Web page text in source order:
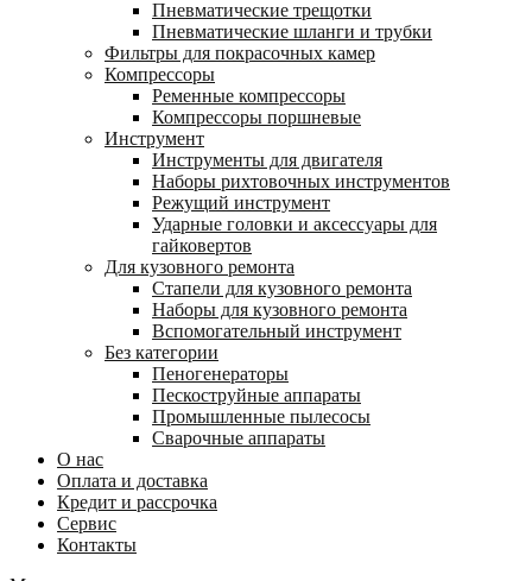
Пневматические трещотки
Пневматические шланги и трубки
Фильтры для покрасочных камер
Компрессоры
Ременные компрессоры
Компрессоры поршневые
Инструмент
Инструменты для двигателя
Наборы рихтовочных инструментов
Режущий инструмент
Ударные головки и аксессуары для
гайковертов
Для кузовного ремонта
Стапели для кузовного ремонта
Наборы для кузовного ремонта
Вспомогательный инструмент
Без категории
Пеногенераторы
Пескоструйные аппараты
Промышленные пылесосы
Сварочные аппараты
О нас
Оплата и доставка
Кредит и рассрочка
Сервис
Контакты